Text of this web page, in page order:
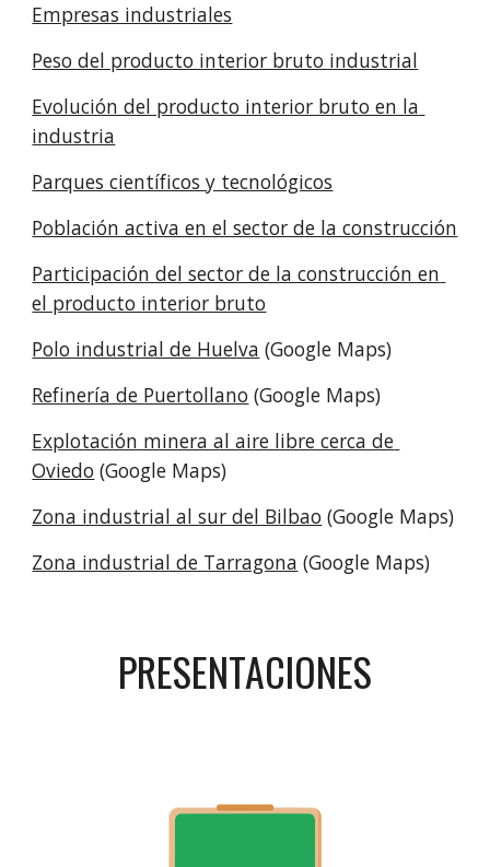
Empresas industriales
Peso del producto interior bruto industrial
Evolución del producto interior bruto en la
industria
Parques científicos y tecnológicos
Población activa en el sector de la construcción
Participación del sector de la construcción en
el producto interior bruto
Polo industrial de Huelva (Google Maps)
Refinería de Puertollano (Google Maps)
Explotación minera al aire libre cerca de
Oviedo (Google Maps)
Zona industrial al sur del Bilbao (Google Maps)
Zona industrial de Tarragona (Google Maps)
PRESENTACIONES